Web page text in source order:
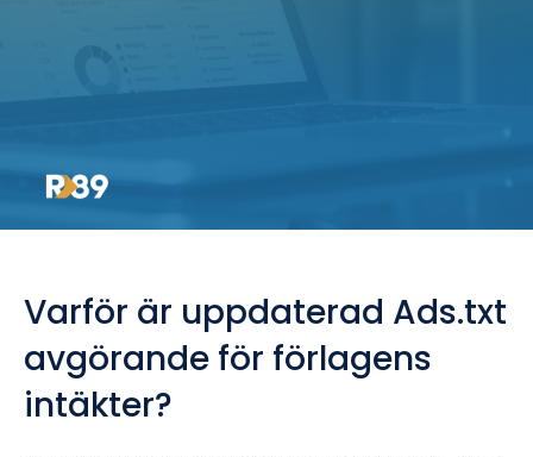
Varför är uppdaterad Ads.txt
avgörande för förlagens
intäkter?